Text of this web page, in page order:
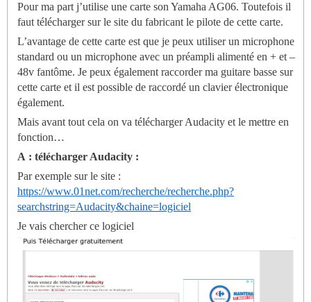
Pour ma part j’utilise une carte son Yamaha AG06. Toutefois il
faut télécharger sur le site du fabricant le pilote de cette carte.
L’avantage de cette carte est que je peux utiliser un microphone
standard ou un microphone avec un préampli alimenté en + et –
48v fantôme. Je peux également raccorder ma guitare basse sur
cette carte et il est possible de raccordé un clavier électronique
également.
Mais avant tout cela on va télécharger Audacity et le mettre en
fonction…
A : télécharger Audacity :
Par exemple sur le site :
https://www.01net.com/recherche/recherche.php?
searchstring=Audacity&chaine=logiciel
Je vais chercher ce logiciel